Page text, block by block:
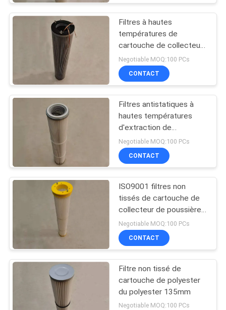
Filtres à air de
poche
Filtre à air du
rendement élevé
HEPA
Cartouche filtrante
de gaz naturel
10
Filtres à hautes
températures de
cartouche de collecteur
de poussière 800m3/H
99,9%
Negotiable MOQ:100 PCs
CONTACT
Filtres antistatiques à
hautes températures
d'extraction de
poussière 300m3/h
Negotiable MOQ:100 PCs
CONTACT
ISO9001 filtres non
tissés de cartouche de
collecteur de poussière
d'OEM 130mm
Negotiable MOQ:100 PCs
CONTACT
Filtre non tissé de
cartouche de polyester
du polyester 135mm
Negotiable MOQ:100 PCs